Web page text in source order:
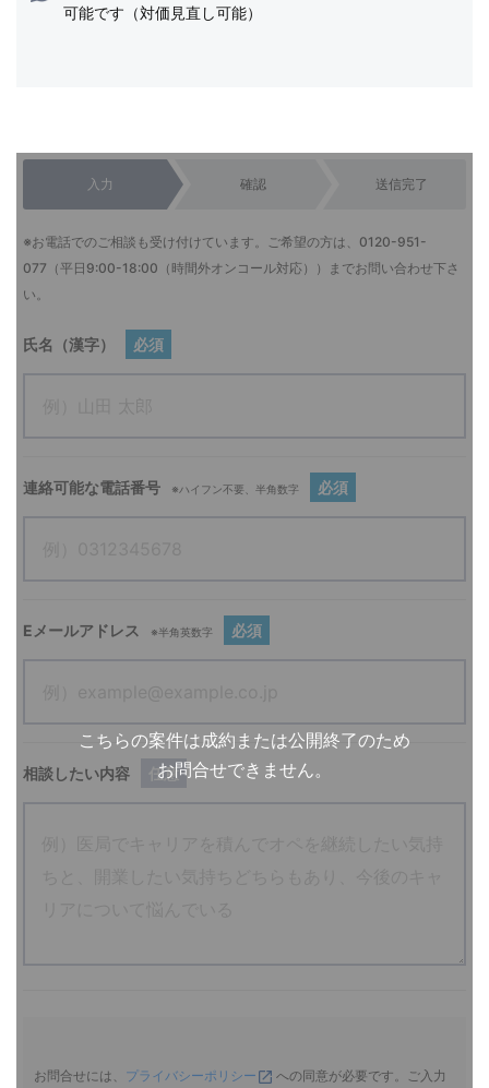
可能です（対価見直し可能）
こちらの案件は成約または公開終了のため
お問合せできません。
入力 確認 送信完了
※お電話でのご相談も受け付けています。ご希望の方は、 0120-951-
077 （平日9:00-18:00（時間外オンコール対応））までお問い合わせ下さ
い。
氏名（漢字） 必須
連絡可能な電話番号 ※ハイフン不要、半角数字 必須
Eメールアドレス ※半角英数字 必須
相談したい内容 任意
お問合せには、 プライバシーポリシー への同意が必要です。ご入力